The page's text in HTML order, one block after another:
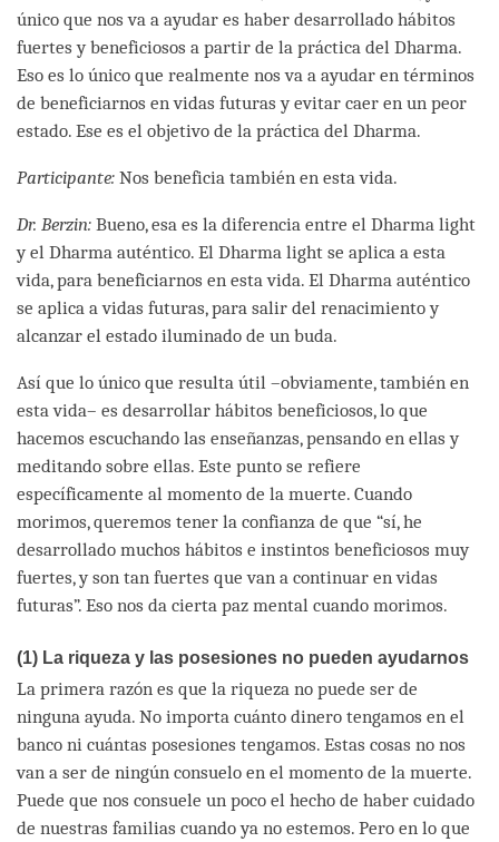
único que nos va a ayudar es haber desarrollado hábitos
fuertes y beneficiosos a partir de la práctica del Dharma.
Eso es lo único que realmente nos va a ayudar en términos
de beneficiarnos en vidas futuras y evitar caer en un peor
estado. Ese es el objetivo de la práctica del Dharma.
Participante: Nos beneficia también en esta vida.
Dr. Berzin: Bueno, esa es la diferencia entre el Dharma light
y el Dharma auténtico. El Dharma light se aplica a esta
vida, para beneficiarnos en esta vida. El Dharma auténtico
se aplica a vidas futuras, para salir del renacimiento y
alcanzar el estado iluminado de un buda.
Así que lo único que resulta útil –obviamente, también en
esta vida– es desarrollar hábitos beneficiosos, lo que
hacemos escuchando las enseñanzas, pensando en ellas y
meditando sobre ellas. Este punto se refiere
específicamente al momento de la muerte. Cuando
morimos, queremos tener la confianza de que “sí, he
desarrollado muchos hábitos e instintos beneficiosos muy
fuertes, y son tan fuertes que van a continuar en vidas
futuras”. Eso nos da cierta paz mental cuando morimos.
(1) La riqueza y las posesiones no pueden ayudarnos
La primera razón es que la riqueza no puede ser de
ninguna ayuda. No importa cuánto dinero tengamos en el
banco ni cuántas posesiones tengamos. Estas cosas no nos
van a ser de ningún consuelo en el momento de la muerte.
Puede que nos consuele un poco el hecho de haber cuidado
de nuestras familias cuando ya no estemos. Pero en lo que